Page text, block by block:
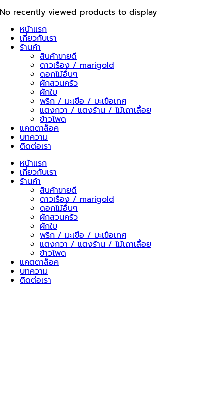
No recently viewed products to display
หน้าแรก
เกี่ยวกับเรา
ร้านค้า
สินค้าขายดี
ดาวเรือง / marigold
ดอกไม้อื่นๆ
ผักสวนครัว
ผักใบ
พริก / มะเขือ / มะเขือเทศ
แตงกวา / แตงร้าน / ไม้เถาเลื้อย
ข้าวโพด
แคตตาล็อค
บทความ
ติดต่อเรา
หน้าแรก
เกี่ยวกับเรา
ร้านค้า
สินค้าขายดี
ดาวเรือง / marigold
ดอกไม้อื่นๆ
ผักสวนครัว
ผักใบ
พริก / มะเขือ / มะเขือเทศ
แตงกวา / แตงร้าน / ไม้เถาเลื้อย
ข้าวโพด
แคตตาล็อค
บทความ
ติดต่อเรา